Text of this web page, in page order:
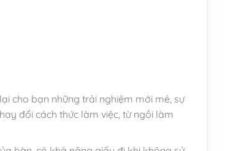
cho bạn những trải nghiệm mới mẻ, sự
đổi cách thức làm việc, từ ngồi làm